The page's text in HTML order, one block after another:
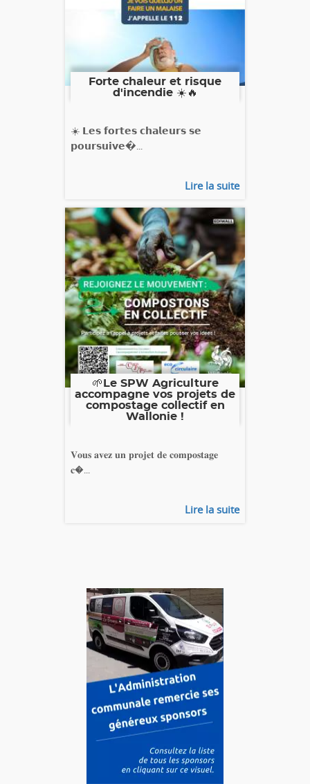
Forte chaleur et risque
d'incendie ☀️🔥
☀️ 𝗟𝗲𝘀 𝗳𝗼𝗿𝘁𝗲𝘀 𝗰𝗵𝗮𝗹𝗲𝘂𝗿𝘀 𝘀𝗲
𝗽𝗼𝘂𝗿𝘀𝘂𝗶𝘃𝗲�...
Lire la suite
🌱Le SPW Agriculture
accompagne vos projets de
compostage collectif en
Wallonie !
𝐕𝐨𝐮𝐬 𝐚𝐯𝐞𝐳 𝐮𝐧 𝐩𝐫𝐨𝐣𝐞𝐭 𝐝𝐞 𝐜𝐨𝐦𝐩𝐨𝐬𝐭𝐚𝐠𝐞
𝐜�...
Lire la suite